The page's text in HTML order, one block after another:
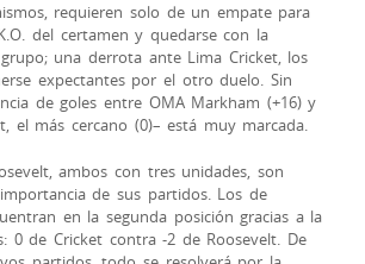
requieren solo de un empate para
del certamen y quedarse con la
una derrota ante Lima Cricket, los
expectantes por el otro duelo. Sin
de goles entre OMA Markham (+16) y
el más cercano (0)– está muy marcada.
ambos con tres unidades, son
de sus partidos. Los de
en la segunda posición gracias a la
0 de Cricket contra -2 de Roosevelt. De